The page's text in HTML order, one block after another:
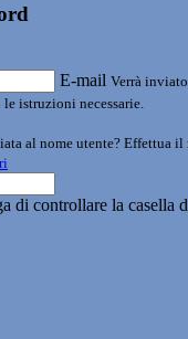
E-mail Verrà
istruzioni necessarie.
al nome utente? Effettua il
di controllare la casella